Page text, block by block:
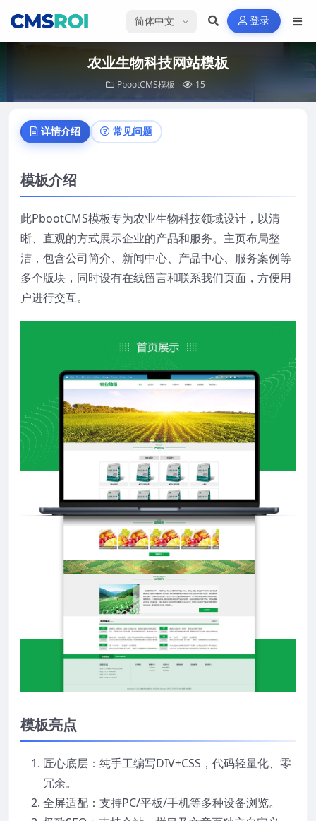
选择语言 登录
农业生物科技网站模板
PbootCMS模板 15
详情介绍 常见问题
模板介绍
此PbootCMS模板专为农业生物科技领域设计，以清
晰、直观的方式展示企业的产品和服务。主页布局整
洁，包含公司简介、新闻中心、产品中心、服务案例等
多个版块，同时设有在线留言和联系我们页面，方便用
户进行交互。
模板亮点
匠心底层：纯手工编写DIV+CSS，代码轻量化、零
冗余。
全屏适配：支持PC/平板/手机等多种设备浏览。